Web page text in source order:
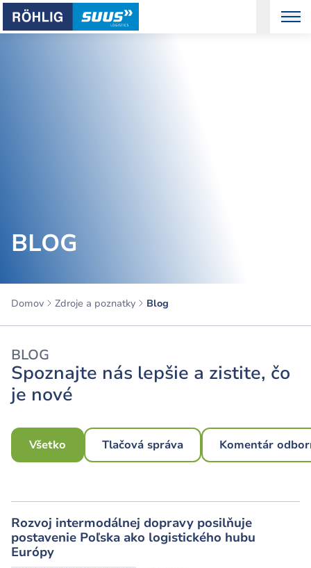
BLOG
Domov Zdroje a poznatky Blog
BLOG
Spoznajte nás lepšie a zistite, čo
je nové
Všetko Tlačová správa Komentár
Rozvoj intermodálnej dopravy posilňuje
postavenie Poľska ako logistického hubu
Európy